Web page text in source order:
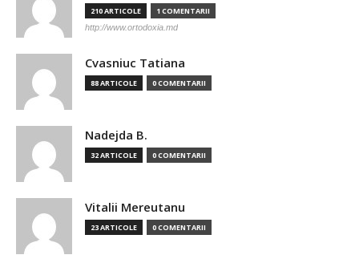
210 ARTICOLE 1 COMENTARII
http://www.ortodoxia.md
Cvasniuc Tatiana
88 ARTICOLE 0 COMENTARII
Nadejda B.
32 ARTICOLE 0 COMENTARII
Vitalii Mereutanu
23 ARTICOLE 0 COMENTARII